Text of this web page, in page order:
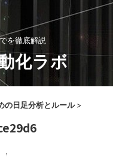
を徹底解説
化ラボ
の日足分析とルール >